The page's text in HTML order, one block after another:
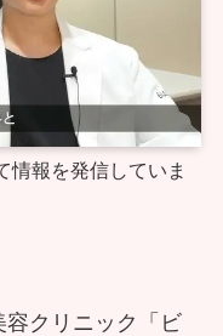
報を発信していま
クリニック「ビ